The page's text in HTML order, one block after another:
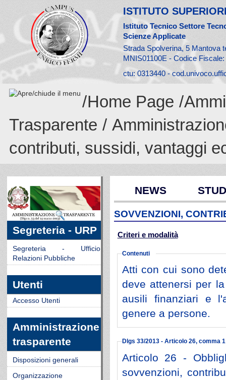
ISTITUTO
Istituto Tecnico Settore
Scienze Applicate
Strada Spolverina, 5 Mantova
MNIS01100E - Codice
ctu: 0313440 -
/Home Page /
Trasparente /
contributi, sussidi, vantaggi
Segreteria - URP
Segreteria - Ufficio
Relazioni Pubbliche
Utenti
Accesso Utenti
Amministrazione
trasparente
Disposizioni generali
Organizzazione
NEWS
SOVVENZIONI,
Criteri e modalità
Contenuti
Atti con cui sono
deve attenersi per
ausili finanziari e
genere a persone.
Dlgs 33/2013 - Articolo 26, comma 1
Articolo 26 -
sovvenzioni,